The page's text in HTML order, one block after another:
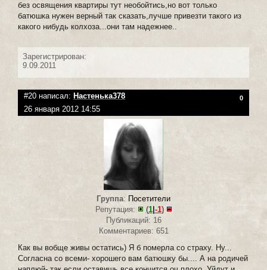
без освящения квартиры тут необойтись,но вот только
батюшка нужен верный так сказать,лучше привезти такого из
какого нибудь колхоза...они там надежнее..
Зарегистрирован:
9.09.2011
#20 написал: Настенька378 0
26 января 2012 14:55
Группа: Посетители
Репутация:
(1| -1)
Публикаций: 16
Комментариев: 651
Как вы вобще живы остатись) Я б померла со страху. Ну...
Согласна со всеми- хорошего вам батюшку бы.... А на родичей